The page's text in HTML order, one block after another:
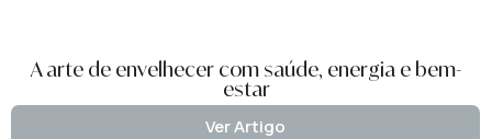
A arte de envelhecer com saúde, energia e bem-
estar
Ver Artigo